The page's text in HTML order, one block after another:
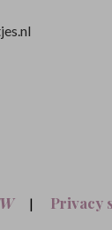
| Privacy